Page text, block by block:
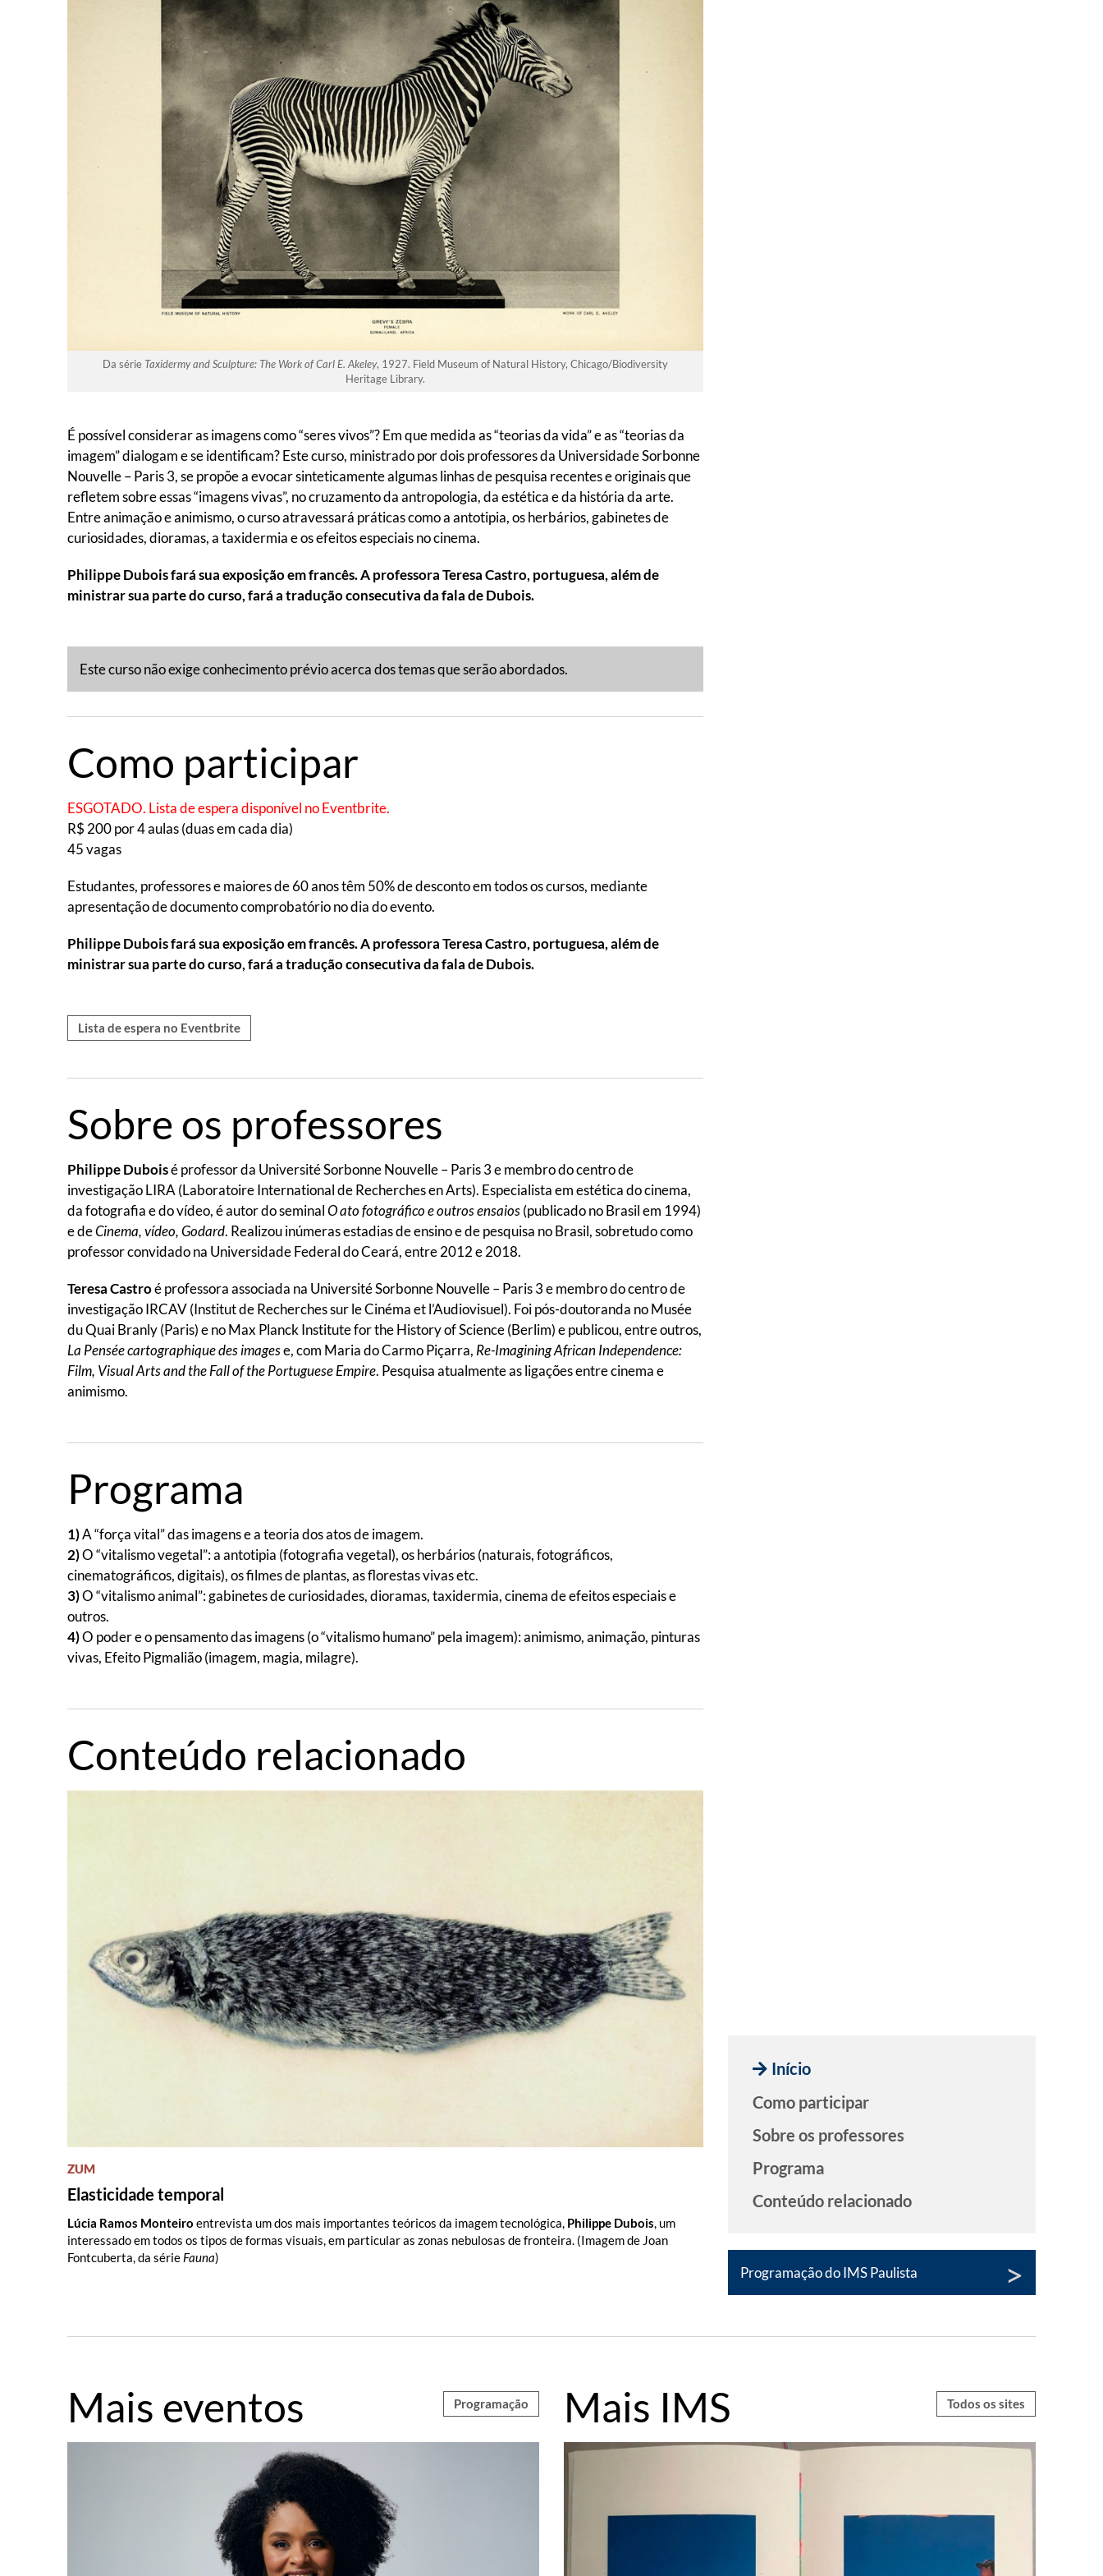
Da série Taxidermy and Sculpture: The Work of Carl E. Akeley, 1927. Field Museum of Natural History, Chicago/Biodiversity
Heritage Library.
É possível considerar as imagens como “seres vivos”? Em que medida as “teorias da vida” e as “teorias da
imagem” dialogam e se identificam? Este curso, ministrado por dois professores da Universidade Sorbonne
Nouvelle – Paris 3, se propõe a evocar sinteticamente algumas linhas de pesquisa recentes e originais que
refletem sobre essas “imagens vivas”, no cruzamento da antropologia, da estética e da história da arte.
Entre animação e animismo, o curso atravessará práticas como a antotipia, os herbários, gabinetes de
curiosidades, dioramas, a taxidermia e os efeitos especiais no cinema.
Philippe Dubois fará sua exposição em francês. A professora Teresa Castro, portuguesa, além de
ministrar sua parte do curso, fará a tradução consecutiva da fala de Dubois.
Este curso não exige conhecimento prévio acerca dos temas que serão abordados.
Como participar
ESGOTADO. Lista de espera disponível no Eventbrite.
R$ 200 por 4 aulas (duas em cada dia)
45 vagas
Estudantes, professores e maiores de 60 anos têm 50% de desconto em todos os cursos, mediante
apresentação de documento comprobatório no dia do evento.
Philippe Dubois fará sua exposição em francês. A professora Teresa Castro, portuguesa, além de
ministrar sua parte do curso, fará a tradução consecutiva da fala de Dubois.
Lista de espera no Eventbrite
Sobre os professores
Philippe Duboisé professor da Université Sorbonne Nouvelle – Paris 3 e membro do centro de
investigação LIRA (Laboratoire International de Recherches en Arts). Especialista em estética do cinema,
da fotografia e do vídeo, é autor do seminalO ato fotográfico e outros ensaios(publicado no Brasil em 1994)
e deCinema, vídeo, Godard. Realizou inúmeras estadias de ensino e de pesquisa no Brasil, sobretudo como
professor convidado na Universidade Federal do Ceará, entre 2012 e 2018.
Teresa Castroé professora associada na Université Sorbonne Nouvelle – Paris 3 e membro do centro de
investigação IRCAV (Institut de Recherches sur le Cinéma et l’Audiovisuel). Foi pós-doutoranda no Musée
du Quai Branly (Paris) e no Max Planck Institute for the History of Science (Berlim) e publicou, entre outros,
La Pensée cartographique des imagese, com Maria do Carmo Piçarra, Re-Imagining African Independence:
Film, Visual Arts and the Fall of the Portuguese Empire. Pesquisa atualmente as ligações entre cinema e
animismo.
Programa
1)A “força vital” das imagens e a teoria dos atos de imagem.
2)O “vitalismo vegetal”: a antotipia (fotografia vegetal), os herbários (naturais, fotográficos,
cinematográficos, digitais), os filmes de plantas, as florestas vivas etc.
3)O “vitalismo animal”: gabinetes de curiosidades, dioramas, taxidermia, cinema de efeitos especiais e
outros.
4)O poder e o pensamento das imagens (o “vitalismo humano” pela imagem): animismo, animação, pinturas
vivas, Efeito Pigmalião (imagem, magia, milagre).
Conteúdo relacionado
ZUM
Elasticidade temporal
Lúcia Ramos Monteiro entrevista um dos mais importantes teóricos da imagem tecnológica, Philippe Dubois, um
interessado em todos os tipos de formas visuais, em particular as zonas nebulosas de fronteira. (Imagem de Joan
Fontcuberta, da série Fauna)
Início
Como participar
Sobre os professores
Programa
Conteúdo relacionado
Programação do IMS Paulista
Mais eventos Programação Mais IMS Todos os sites